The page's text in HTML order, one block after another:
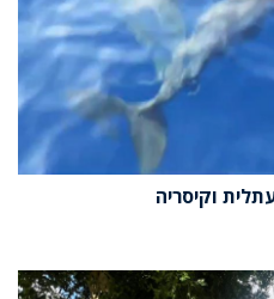
וקיסריה